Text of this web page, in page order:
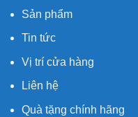
Sản phẩm
Tin tức
Vị trí cửa hàng
Liên hệ
Quà tặng chính hãng